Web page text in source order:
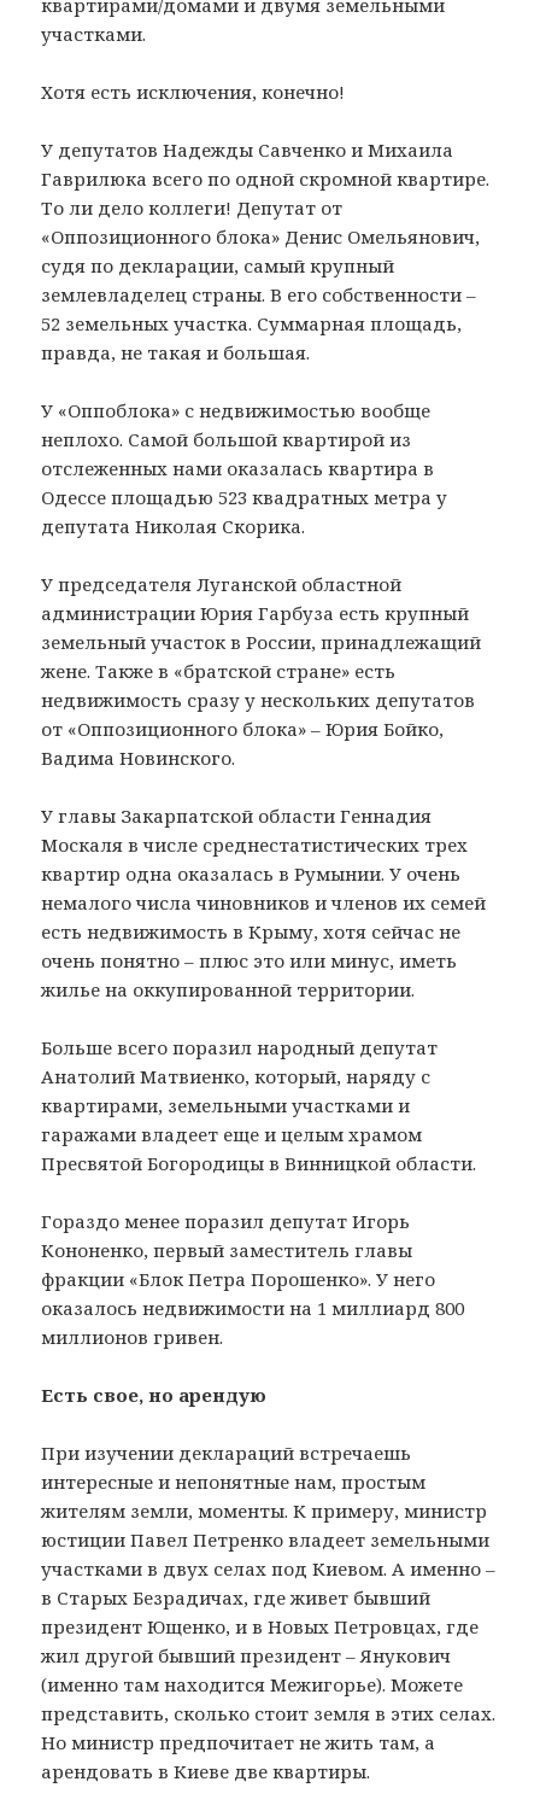
квартирами/домами и двумя земельными
участками.
Хотя есть исключения, конечно!
У депутатов Надежды Савченко и Михаила
Гаврилюка всего по одной скромной квартире.
То ли дело коллеги! Депутат от
«Оппозиционного блока» Денис Омельянович,
судя по декларации, самый крупный
землевладелец страны. В его собственности –
52 земельных участка. Суммарная площадь,
правда, не такая и большая.
У «Оппоблока» с недвижимостью вообще
неплохо. Самой большой квартирой из
отслеженных нами оказалась квартира в
Одессе площадью 523 квадратных метра у
депутата Николая Скорика.
У председателя Луганской областной
администрации Юрия Гарбуза есть крупный
земельный участок в России, принадлежащий
жене. Также в «братской стране» есть
недвижимость сразу у нескольких депутатов
от «Оппозиционного блока» – Юрия Бойко,
Вадима Новинского.
У главы Закарпатской области Геннадия
Москаля в числе среднестатистических трех
квартир одна оказалась в Румынии. У очень
немалого числа чиновников и членов их семей
есть недвижимость в Крыму, хотя сейчас не
очень понятно – плюс это или минус, иметь
жилье на оккупированной территории.
Больше всего поразил народный депутат
Анатолий Матвиенко, который, наряду с
квартирами, земельными участками и
гаражами владеет еще и целым храмом
Пресвятой Богородицы в Винницкой области.
Гораздо менее поразил депутат Игорь
Кононенко, первый заместитель главы
фракции «Блок Петра Порошенко». У него
оказалось недвижимости на 1 миллиард 800
миллионов гривен.
Есть свое, но арендую
При изучении деклараций встречаешь
интересные и непонятные нам, простым
жителям земли, моменты. К примеру, министр
юстиции Павел Петренко владеет земельными
участками в двух селах под Киевом. А именно –
в Старых Безрадичах, где живет бывший
президент Ющенко, и в Новых Петровцах, где
жил другой бывший президент – Янукович
(именно там находится Межигорье). Можете
представить, сколько стоит земля в этих селах.
Но министр предпочитает не жить там, а
арендовать в Киеве две квартиры.